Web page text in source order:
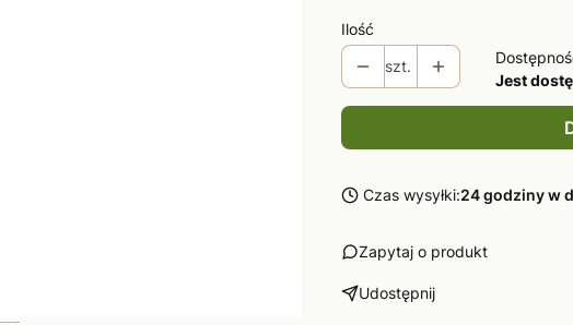
Ilość
szt.
Jest
Czas wysyłki:24 godziny w
Zapytaj o produkt
Udostępnij